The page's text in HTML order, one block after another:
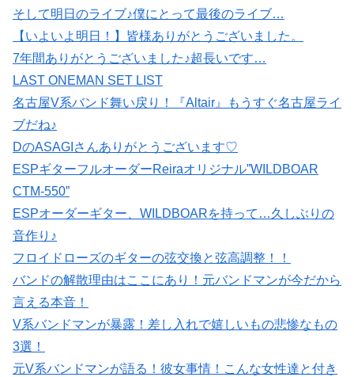
そして明日のライブ♪僕にとって最後のライブ…
【いよいよ明日！】皆様ありがとうございました。
7年間ありがとうございました♪超長いです…
LAST ONEMAN SET LIST
名古屋V系バンド舞い戻り！『Altair』もうすぐ名古屋ライ
ブだね♪
DのASAGIさんありがとうございます♡
ESPギターフルオーダーReiraオリジナル”WILDBOAR
CTM-550”
ESPオーダーギター、WILDBOARを持って…久しぶりの
音作り♪
フロイドローズのギターの弦交換と弦高調整！！
バンドの解散理由はここにあり！元バンドマンが今だから
言える本音！
V系バンドマンが暴露！差し入れで嬉しいもの悲惨なもの
3選！
元V系バンドマンが語る！彼女事情！こんな女性達と付き